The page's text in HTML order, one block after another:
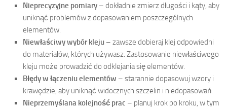
Nieprecyzyjne pomiary – dokładnie zmierz długości i kąty, aby
uniknąć problemów z dopasowaniem poszczególnych
elementów.
Niewłaściwy wybór kleju – zawsze dobieraj klej odpowiedni
do materiałów, których używasz. Zastosowanie niewłaściwego
kleju może prowadzić do odklejania się elementów.
Błędy w łączeniu elementów – starannie dopasowuj wzory i
krawędzie, aby uniknąć widocznych szczelin i niedopasowań.
Nieprzemyślana kolejność prac – planuj krok po kroku, w tym